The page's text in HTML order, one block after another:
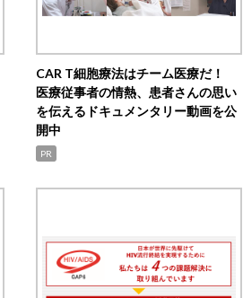
CAR T細胞療法はチーム医療だ！
医療従事者の情熱、患者さんの思い
を伝えるドキュメンタリー動画を公
開中
PR